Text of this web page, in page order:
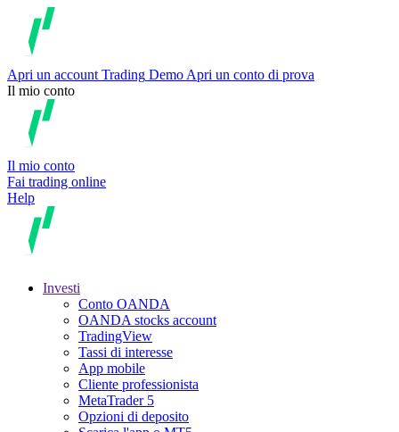
Apri un account Trading Demo Apri un conto di prova
Il mio conto
Il mio conto
Fai trading online
Help
Investi
Conto OANDA
OANDA stocks account
TradingView
Tassi di interesse
App mobile
Cliente professionista
MetaTrader 5
Opzioni di deposito